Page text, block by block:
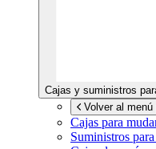
Cajas y suministros
Volver al menú
Cajas para
Suministros